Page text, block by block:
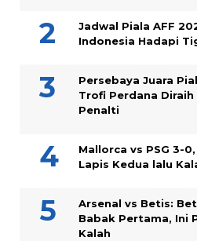
Jadwal Piala AFF
Indonesia Hadapi
Persebaya Juara
Trofi Perdana
Penalti
Mallorca vs PSG 3-
Lapis Kedua lalu
Arsenal vs Betis:
Babak Pertama, Ini
Kalah